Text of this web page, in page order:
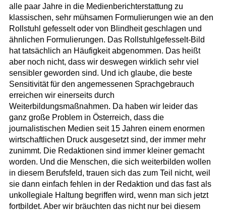
alle paar Jahre in die Medienberichterstattung zu
klassischen, sehr mühsamen Formulierungen wie an den
Rollstuhl gefesselt oder von Blindheit geschlagen und
ähnlichen Formulierungen. Das Rollstuhlgefesselt-Bild
hat tatsächlich an Häufigkeit abgenommen. Das heißt
aber noch nicht, dass wir deswegen wirklich sehr viel
sensibler geworden sind. Und ich glaube, die beste
Sensitivität für den angemessenen Sprachgebrauch
erreichen wir einerseits durch
Weiterbildungsmaßnahmen. Da haben wir leider das
ganz große Problem in Österreich, dass die
journalistischen Medien seit 15 Jahren einem enormen
wirtschaftlichen Druck ausgesetzt sind, der immer mehr
zunimmt. Die Redaktionen sind immer kleiner gemacht
worden. Und die Menschen, die sich weiterbilden wollen
in diesem Berufsfeld, trauen sich das zum Teil nicht, weil
sie dann einfach fehlen in der Redaktion und das fast als
unkollegiale Haltung begriffen wird, wenn man sich jetzt
fortbildet. Aber wir bräuchten das nicht nur bei diesem